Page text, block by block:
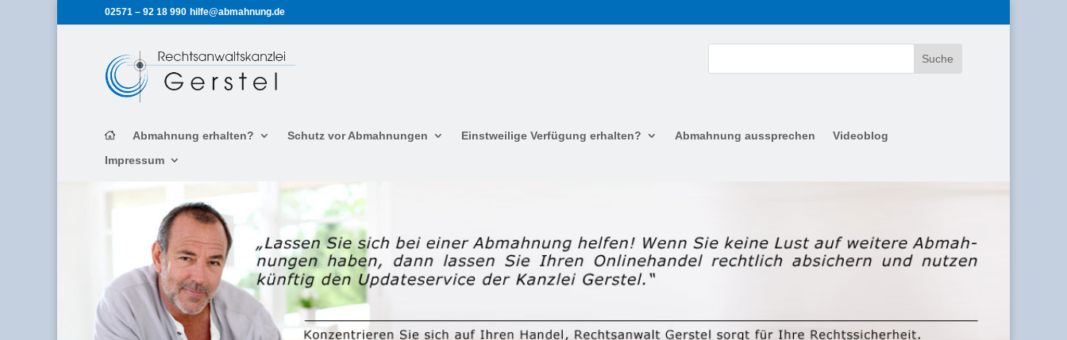
02571 – 92 18 990 hilfe@abmahnung.de
Abmahnung erhalten? Schutz vor Abmahnungen Einstweilige Verfügung erhalten? Abmahnung aussprechen
Videoblog
Impressum